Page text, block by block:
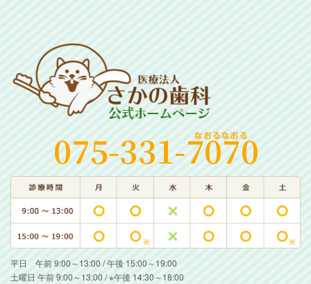
平日 午前 9:00～13:00 / 午後 15:00～19:00
土曜日 午前 9:00～13:00 / ※午後 14:30～18:00